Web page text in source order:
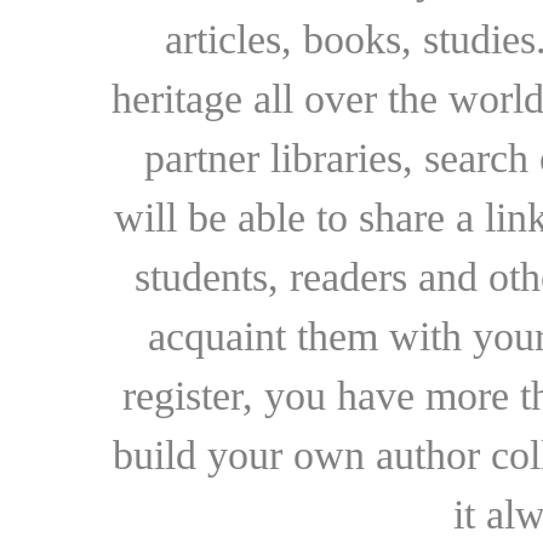
articles, books,
heritage all over the
partner libraries,
will be able to share a
students, readers and
acquaint them with
register, you have more
build your own author
it